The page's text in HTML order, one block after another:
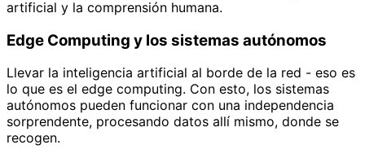
artificial y la comprensión humana.
Edge Computing y los sistemas autónomos
Llevar la inteligencia artificial al borde de la red - eso es
lo que es el edge computing. Con esto, los sistemas
autónomos pueden funcionar con una independencia
sorprendente, procesando datos allí mismo, donde se
recogen.